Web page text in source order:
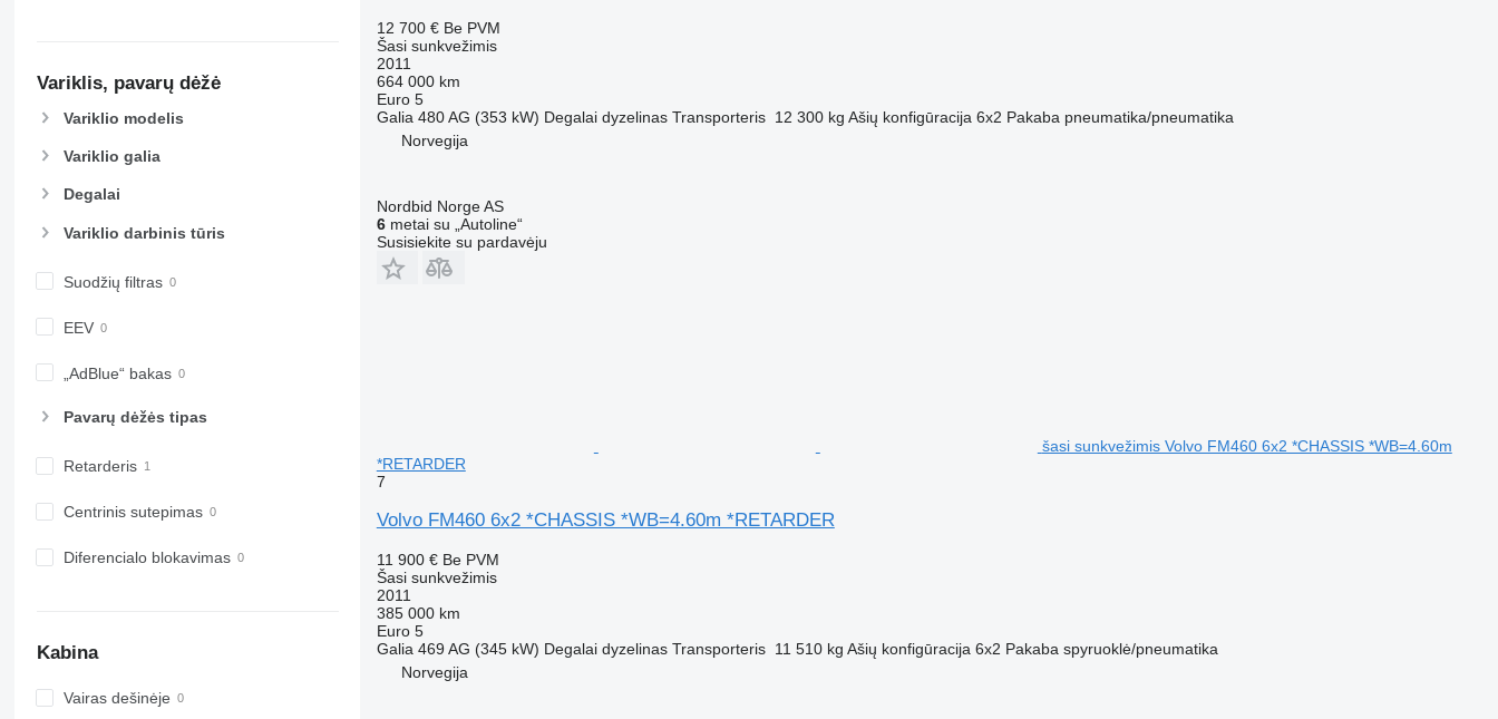
Variklis, pavarų dėžė
Variklio modelis
Variklio galia
Degalai
Variklio darbinis tūris
Suodžių filtras
EEV
„AdBlue“ bakas
Pavarų dėžės tipas
Retarderis
Centrinis sutepimas
Diferencialo blokavimas
Kabina
Vairas dešinėje
12 700 € Be PVM
Šasi sunkvežimis
2011
664 000 km
Euro 5
Galia 480 AG (353 kW) Degalai dyzelinas Transporteris 12 300 kg Ašių konfigūracija 6x2 Pakaba pneumatika/pneumatika
Norvegija
Nordbid Norge AS
6metai su „Autoline“
Susisiekite su pardavėju
šasi sunkvežimis Volvo FM460 6x2 *CHASSIS *WB=4.60m
*RETARDER
7
Volvo FM460 6x2 *CHASSIS *WB=4.60m *RETARDER
11 900 € Be PVM
Šasi sunkvežimis
2011
385 000 km
Euro 5
Galia 469 AG (345 kW) Degalai dyzelinas Transporteris 11 510 kg Ašių konfigūracija 6x2 Pakaba spyruoklė/pneumatika
Norvegija